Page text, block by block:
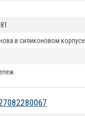
в силиконовом корпусе